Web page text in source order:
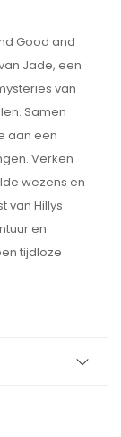
Good and
Jade, een
van
Samen
aan een
Verken
wezens en
van Hillys
en
tijdloze